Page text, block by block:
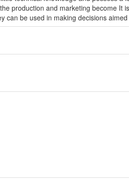
production and marketing become
can be used in making decisions